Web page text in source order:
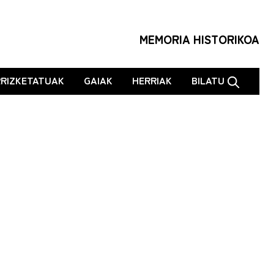
MEMORIA HISTORIKOA
GAIAK HERRIAK BILATU